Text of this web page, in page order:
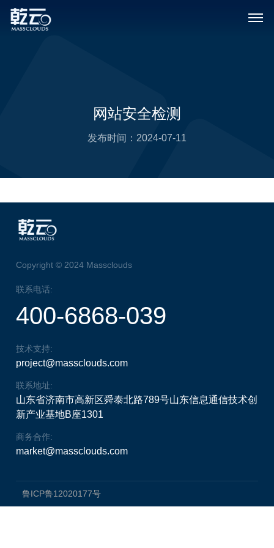
网站安全检测
发布时间： 2024-07-11
Copyright © 2024 Massclouds
联系电话:
400-6868-039
技术支持:
project@massclouds.com
联系地址:
山东省济南市高新区舜泰北路789号山东信息通信技术创
新产业基地B座1301
商务合作:
market@massclouds.com
鲁ICP鲁12020177号